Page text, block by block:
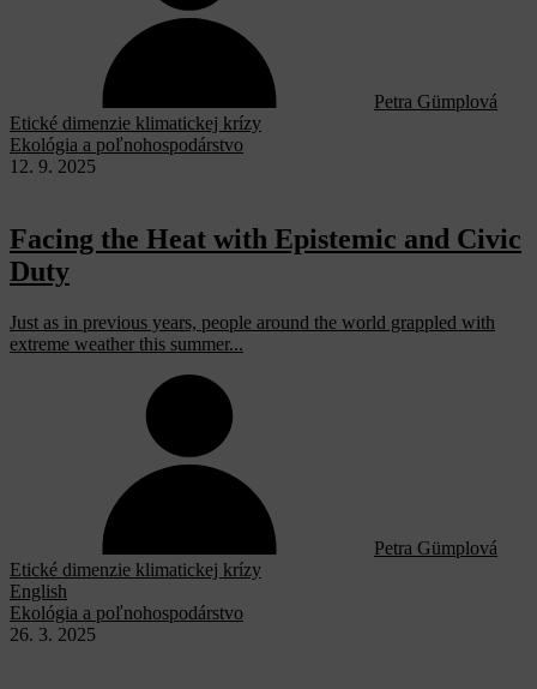
Petra Gümplová
Etické dimenzie klimatickej krízy
Ekológia a poľnohospodárstvo
12. 9. 2025
Facing the Heat with Epistemic and Civic
Duty
Just as in previous years, people around the world grappled with
extreme weather this summer...
Petra Gümplová
Etické dimenzie klimatickej krízy
English
Ekológia a poľnohospodárstvo
26. 3. 2025